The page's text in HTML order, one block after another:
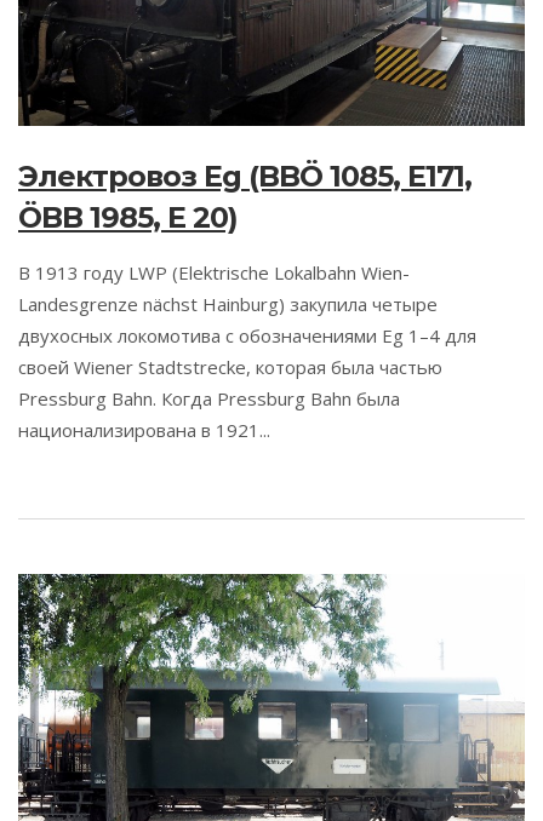
Электровоз Eg (BBÖ 1085, E171,
ÖBB 1985, E 20)
В 1913 году LWP (Elektrische Lokalbahn Wien-
Landesgrenze nächst Hainburg) закупила четыре
двухосных локомотива с обозначениями Eg 1–4 для
своей Wiener Stadtstrecke, которая была частью
Pressburg Bahn. Когда Pressburg Bahn была
национализирована в 1921...